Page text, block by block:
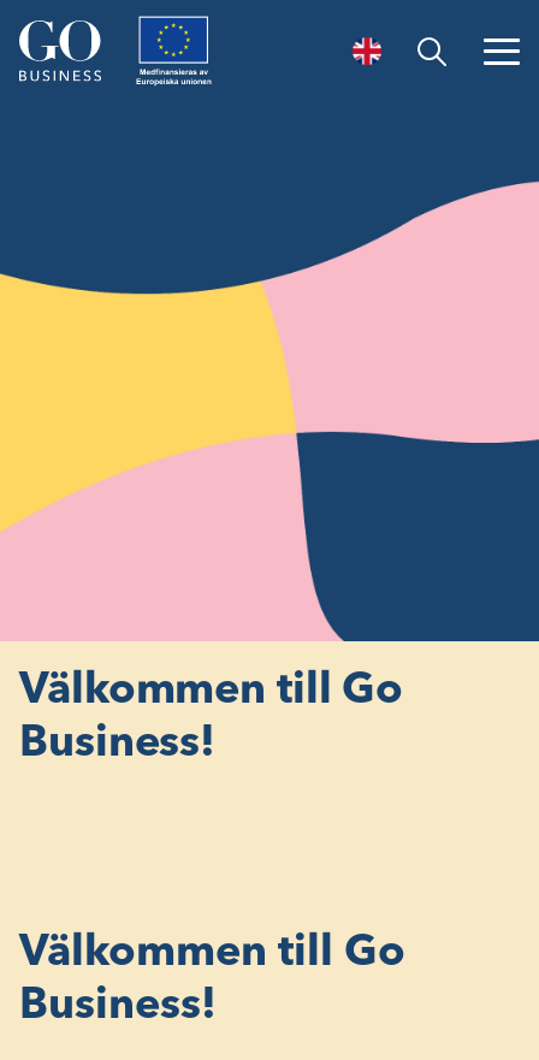
Öppna sök
Välkommen till Go
Business!
Välkommen till Go
Business!